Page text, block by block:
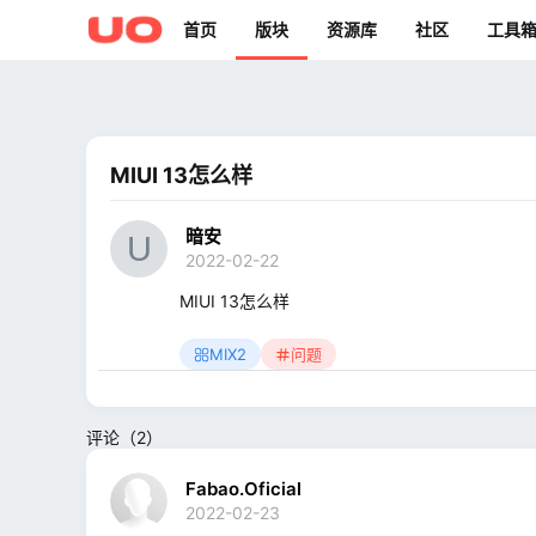
首页 版块 资源库 社区 工具箱
MIUI 13怎么样
暗安
2022-02-22
MIUI 13怎么样
MIX2 问题
评论（2）
Fabao.Oficial
2022-02-23